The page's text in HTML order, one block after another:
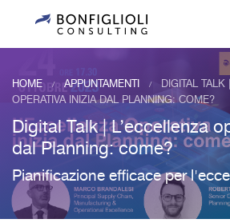
HOME / APPUNTAMENTI /
DIGITAL TALK
OPERATIVA INIZIA DAL PLANNING: COME?
Digital Talk | L’eccellenza
dal Planning: come?
Pianificazione efficace per